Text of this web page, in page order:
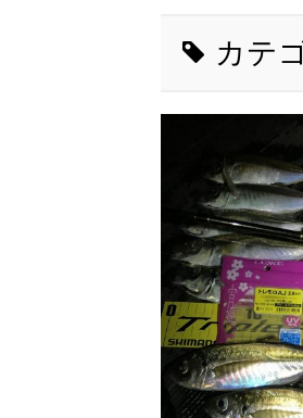
カテ